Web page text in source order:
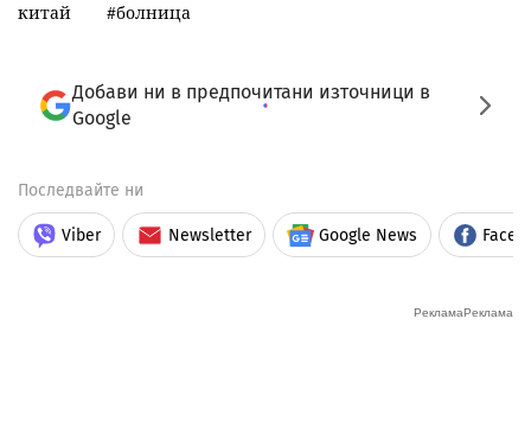
китай
болница
Добави ни в предпочитани източници в
Google
Последвайте ни
Viber Newsletter Google News